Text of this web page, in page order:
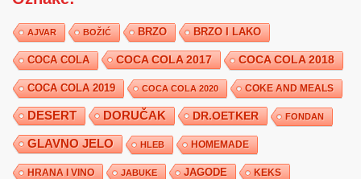
AJVAR BOŽIĆ BRZO BRZO I LAKO
COCA COLA COCA COLA 2017 COCA COLA 2018
COCA COLA 2019 COCA COLA 2020 COKE AND MEALS
DESERT DORUČAK DR.OETKER FONDAN
GLAVNO JELO HLEB HOMEMADE
HRANA I VINO JABUKE JAGODE KEKS